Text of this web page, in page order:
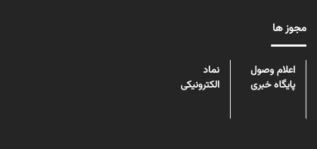
مجوز ها
اعلام وصول
پایگاه خبری
نماد
الکترونیکی